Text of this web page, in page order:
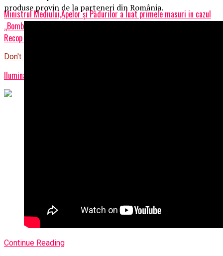
Ministrul Mediului,Apelor și Pădurilor a luat primele masuri in cazul
„Bombei ecologice de la Pleasa”/M.A.I confirma ca reprezentantii
Recop Recycling SRL Pleasa au incalcat LEGEA!/DOCUMENTE
Don't Miss
Iluminatul ca piesă centrală a designului unui apartament
produse provin de la parteneri din România.
Continue Reading